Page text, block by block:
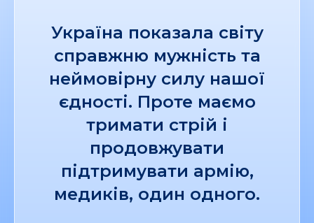
Україна показала світу
справжню мужність та
неймовірну силу нашої
єдності. Проте маємо
тримати стрій і
продовжувати
підтримувати армію,
медиків, один одного.